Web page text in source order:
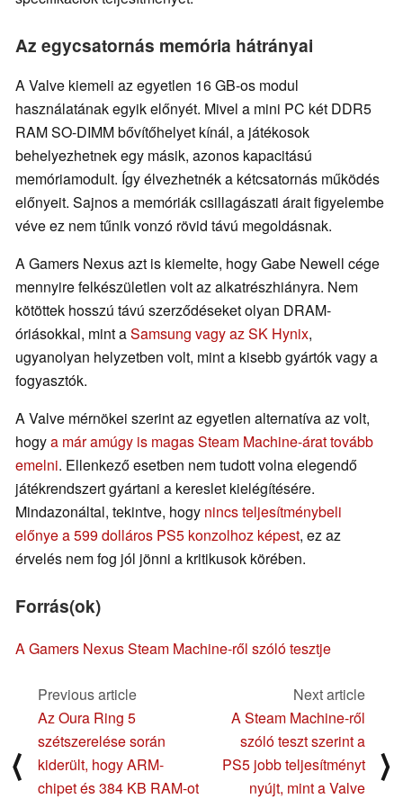
Az egycsatornás memória hátrányai
A Valve kiemeli az egyetlen 16 GB-os modul
használatának egyik előnyét. Mivel a mini PC két DDR5
RAM SO-DIMM bővítőhelyet kínál, a játékosok
behelyezhetnek egy másik, azonos kapacitású
memóriamodult. Így élvezhetnék a kétcsatornás működés
előnyeit. Sajnos a memóriák csillagászati árait figyelembe
véve ez nem tűnik vonzó rövid távú megoldásnak.
A Gamers Nexus azt is kiemelte, hogy Gabe Newell cége
mennyire felkészületlen volt az alkatrészhiányra. Nem
kötöttek hosszú távú szerződéseket olyan DRAM-
óriásokkal, mint aSamsung vagy az SK Hynix,
ugyanolyan helyzetben volt, mint a kisebb gyártók vagy a
fogyasztók.
A Valve mérnökei szerint az egyetlen alternatíva az volt,
hogya már amúgy is magas Steam Machine-árat tovább
emelni. Ellenkező esetben nem tudott volna elegendő
játékrendszert gyártani a kereslet kielégítésére.
Mindazonáltal, tekintve, hogy nincs teljesítménybeli
előnye a 599 dolláros PS5 konzolhoz képest, ez az
érvelés nem fog jól jönni a kritikusok körében.
Forrás(ok)
A Gamers Nexus Steam Machine-ről szóló tesztje
⟨
Previous article
Az Oura Ring 5
szétszerelése során
kiderült, hogy ARM-
chipet és 384 KB RAM-ot
Next article
A Steam Machine-ről
szóló teszt szerint a
PS5 jobb teljesítményt
nyújt, mint a Valve
⟩